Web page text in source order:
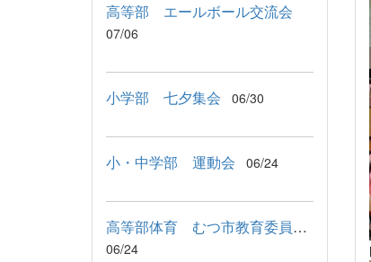
高等部 エールボール交流会
07/06
小学部 七夕集会 06/30
小・中学部 運動会 06/24
高等部体育 むつ市教育委員会教育長来校
06/24